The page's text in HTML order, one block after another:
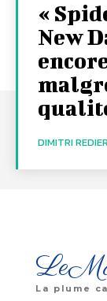
«
New
DIMITRI REDIER
La plume